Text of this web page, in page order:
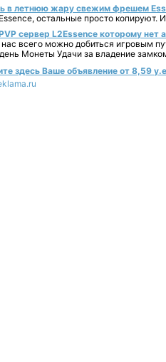
в летнюю жару свежим фрешем
остальные просто копируют.
сервер L2Essence которому нет
нас всего можно добиться игровым
Монеты Удачи за владение
здесь Ваше объявление от 8,59